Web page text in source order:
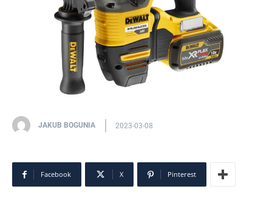
JAKUB BOGUNIA 2023-03-08
Facebook X Pinterest